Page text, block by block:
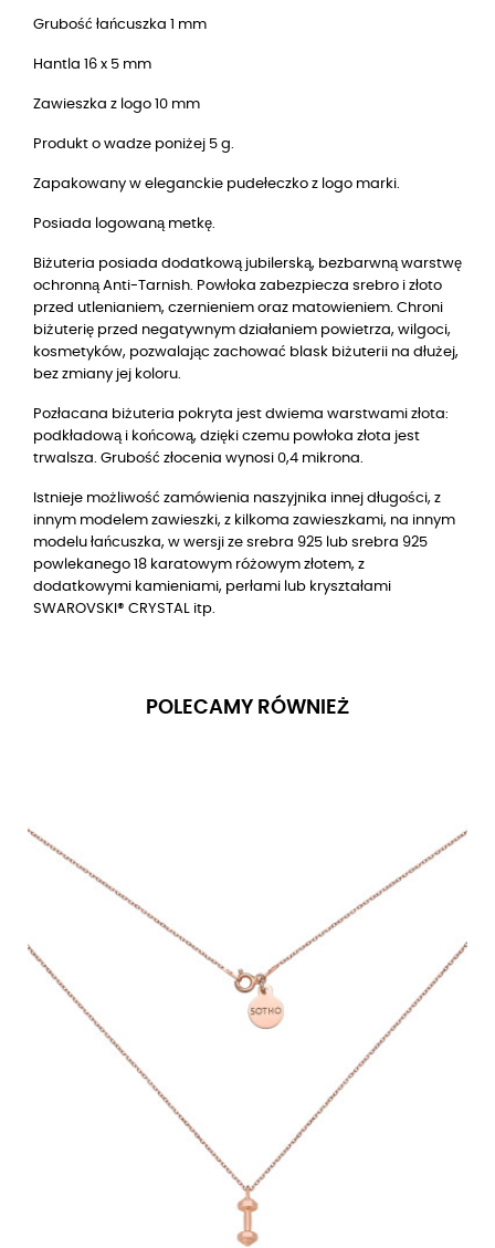
Grubość łańcuszka 1 mm
Hantla 16 x 5 mm
Zawieszka z logo 10 mm
Produkt o wadze poniżej 5 g.
Zapakowany w eleganckie pudełeczko z logo marki.
Posiada logowaną metkę.
Biżuteria posiada dodatkową jubilerską, bezbarwną warstwę
ochronną Anti-Tarnish. Powłoka zabezpiecza srebro i złoto
przed utlenianiem, czernieniem oraz matowieniem. Chroni
biżuterię przed negatywnym działaniem powietrza, wilgoci,
kosmetyków, pozwalając zachować blask biżuterii na dłużej,
bez zmiany jej koloru.
Pozłacana biżuteria pokryta jest dwiema warstwami złota:
podkładową i końcową, dzięki czemu powłoka złota jest
trwalsza. Grubość złocenia wynosi 0,4 mikrona.
Istnieje możliwość zamówienia naszyjnika innej długości, z
innym modelem zawieszki, z kilkoma zawieszkami, na innym
modelu łańcuszka, w wersji ze srebra 925 lub srebra 925
powlekanego 18 karatowym różowym złotem, z
dodatkowymi kamieniami, perłami lub kryształami
SWAROVSKI® CRYSTAL itp.
POLECAMY RÓWNIEŻ